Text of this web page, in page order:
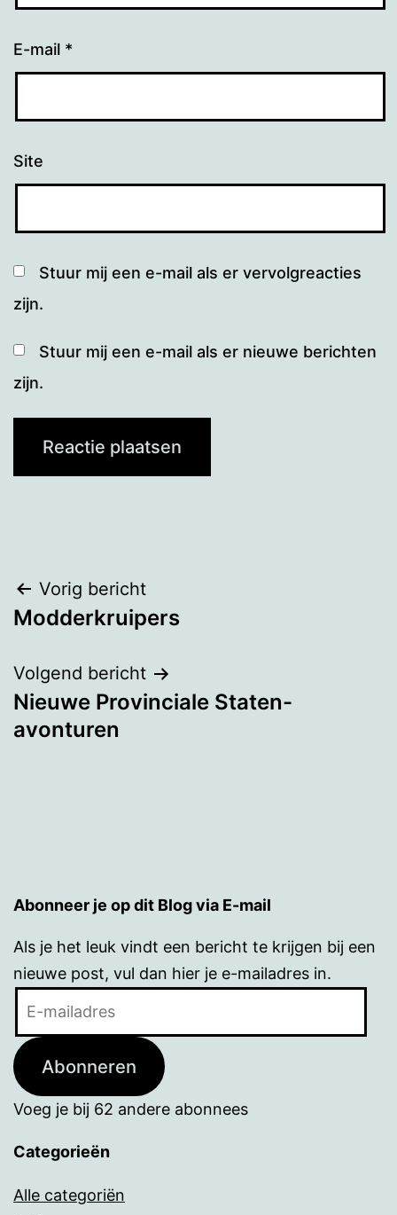
E-mail *
Site
Stuur mij een e-mail als er vervolgreacties
zijn.
Stuur mij een e-mail als er nieuwe berichten
zijn.
Bericht
navigatie
Vorig bericht
Modderkruipers
Volgend bericht
Nieuwe Provinciale Staten-
avonturen
Abonneer je op dit Blog via E-mail
Als je het leuk vindt een bericht te krijgen bij een
nieuwe post, vul dan hier je e-mailadres in.
Abonneren
Voeg je bij 62 andere abonnees
Categorieën
Alle categoriën